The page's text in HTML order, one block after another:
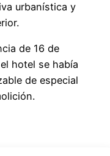
urbanística y
de 16 de
hotel se había
de especial